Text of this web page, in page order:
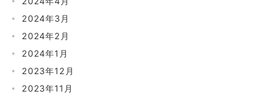
2024年3月
2024年2月
2024年1月
2023年12月
2023年11月